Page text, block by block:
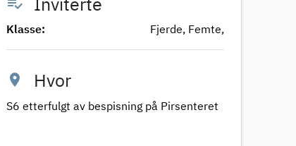
Inviterte
Klasse: Fjerde, Femte,
location_on Hvor
S6 etterfulgt av bespisning på Pirsenteret